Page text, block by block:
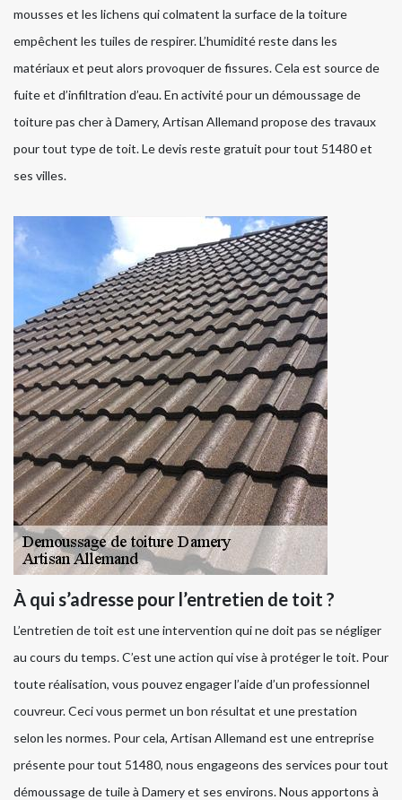
mousses et les lichens qui colmatent la surface de la toiture
empêchent les tuiles de respirer. L’humidité reste dans les
matériaux et peut alors provoquer de fissures. Cela est source de
fuite et d’infiltration d’eau. En activité pour un démoussage de
toiture pas cher à Damery, Artisan Allemand propose des travaux
pour tout type de toit. Le devis reste gratuit pour tout 51480 et
ses villes.
À qui s’adresse pour l’entretien de toit ?
L’entretien de toit est une intervention qui ne doit pas se négliger
au cours du temps. C’est une action qui vise à protéger le toit. Pour
toute réalisation, vous pouvez engager l’aide d’un professionnel
couvreur. Ceci vous permet un bon résultat et une prestation
selon les normes. Pour cela, Artisan Allemand est une entreprise
présente pour tout 51480, nous engageons des services pour tout
démoussage de tuile à Damery et ses environs. Nous apportons à